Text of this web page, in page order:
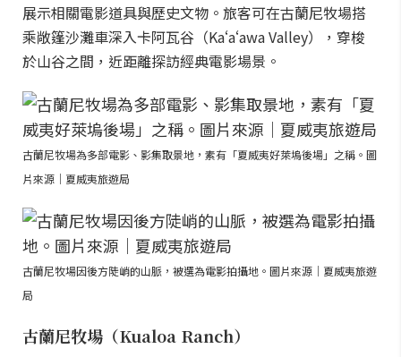
展示相關電影道具與歷史文物。旅客可在古蘭尼牧場搭
乘敞篷沙灘車深入卡阿瓦谷（Kaʻaʻawa Valley），穿梭
於山谷之間，近距離探訪經典電影場景。
古蘭尼牧場為多部電影、影集取景地，素有「夏威夷好萊塢後場」之稱。圖
片來源｜夏威夷旅遊局
古蘭尼牧場因後方陡峭的山脈，被選為電影拍攝地。圖片來源｜夏威夷旅遊
局
古蘭尼牧場（Kualoa Ranch）